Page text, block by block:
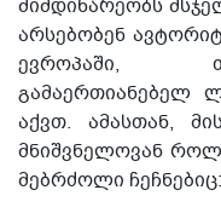
მიმდინარეობს
არსებობენ
ევროპაში,
გამაერთიანებელ
აქვთ. ამასთან,
მნიშვნელოვან
მებრძოლი ჩეჩნებიც: